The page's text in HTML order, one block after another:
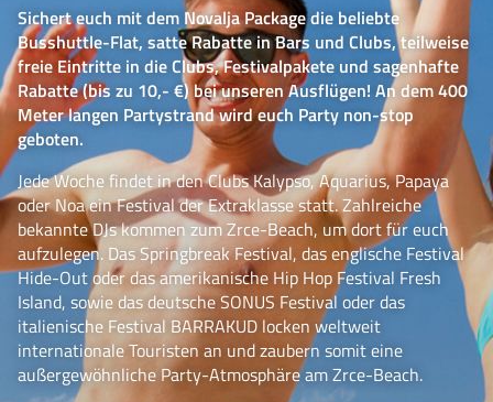
Sichert euch mit dem Novalja Package die beliebte
Busshuttle-Flat, satte Rabatte in Bars und Clubs, teilweise
freie Eintritte in die Clubs, Festivalpakete und sagenhafte
Rabatte (bis zu 10,- €) bei unseren Ausflügen! An dem 400
Meter langen Partystrand wird euch Party non-stop
geboten.
Jede Woche findet in den Clubs Kalypso, Aquarius, Papaya
oder Noa ein Festival der Extraklasse statt. Zahlreiche
bekannte DJs kommen zum Zrce-Beach, um dort für euch
aufzulegen. Das Springbreak Festival, das englische Festival
Hide-Out oder das amerikanische Hip Hop Festival Fresh
Island, sowie das deutsche SONUS Festival oder das
italienische Festival BARRAKUD locken weltweit
internationale Touristen an und zaubern somit eine
außergewöhnliche Party-Atmosphäre am Zrce-Beach.